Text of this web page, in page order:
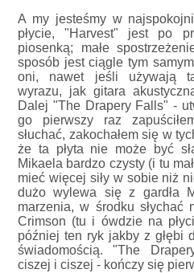
A my jesteśmy w
płycie, "Harvest" jest po
piosenką; małe
sposób jest ciągle tym
oni, nawet jeśli używają
wyrazu, jak gitara
Dalej "The Drapery Falls" -
go pierwszy raz
słuchać, zakochałem się w
że ta płyta nie może być
Mikaela bardzo czysty (i tu
mieć więcej siły w sobie niż
dużo wylewa się z gardła
marzenia, w środku słychać
Crimson (tu i ówdzie na
później ten ryk jakby z głębi
świadomością. "The
ciszej i ciszej - kończy się